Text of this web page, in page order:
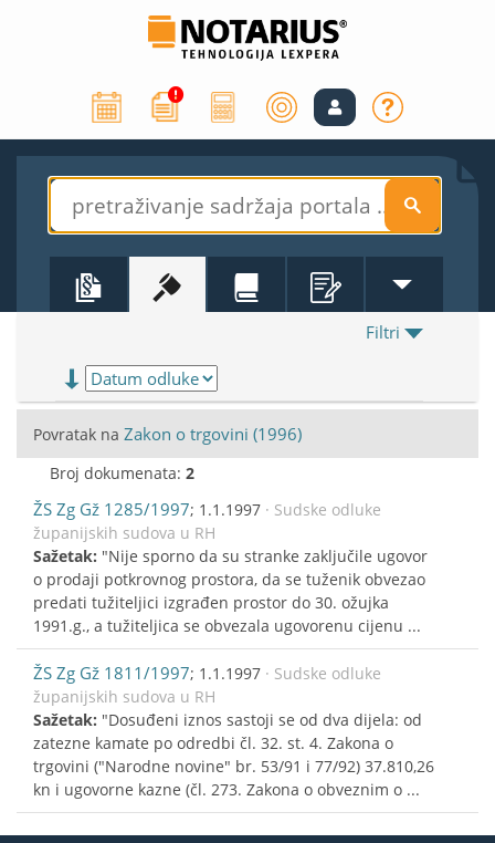
S
Filtri
Povratak na Zakon o trgovini (1996)
Broj dokumenata: 2
ŽS Zg Gž 1285/1997; 1.1.1997 · Sudske odluke
županijskih sudova u RH
Sažetak: "Nije sporno da su stranke zaključile ugovor
o prodaji potkrovnog prostora, da se tuženik obvezao
predati tužiteljici izgrađen prostor do 30. ožujka
1991.g., a tužiteljica se obvezala ugovorenu cijenu ...
ŽS Zg Gž 1811/1997; 1.1.1997 · Sudske odluke
županijskih sudova u RH
Sažetak: "Dosuđeni iznos sastoji se od dva dijela: od
zatezne kamate po odredbi čl. 32. st. 4. Zakona o
trgovini ("Narodne novine" br. 53/91 i 77/92) 37.810,26
kn i ugovorne kazne (čl. 273. Zakona o obveznim o ...